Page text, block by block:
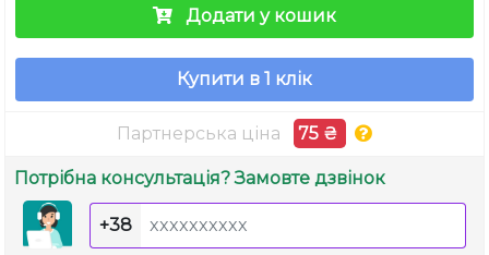
Додати у кошик
Купити в 1 клік
Партнерська ціна 75 ₴
Потрібна консультація? Замовте дзвінок
+38